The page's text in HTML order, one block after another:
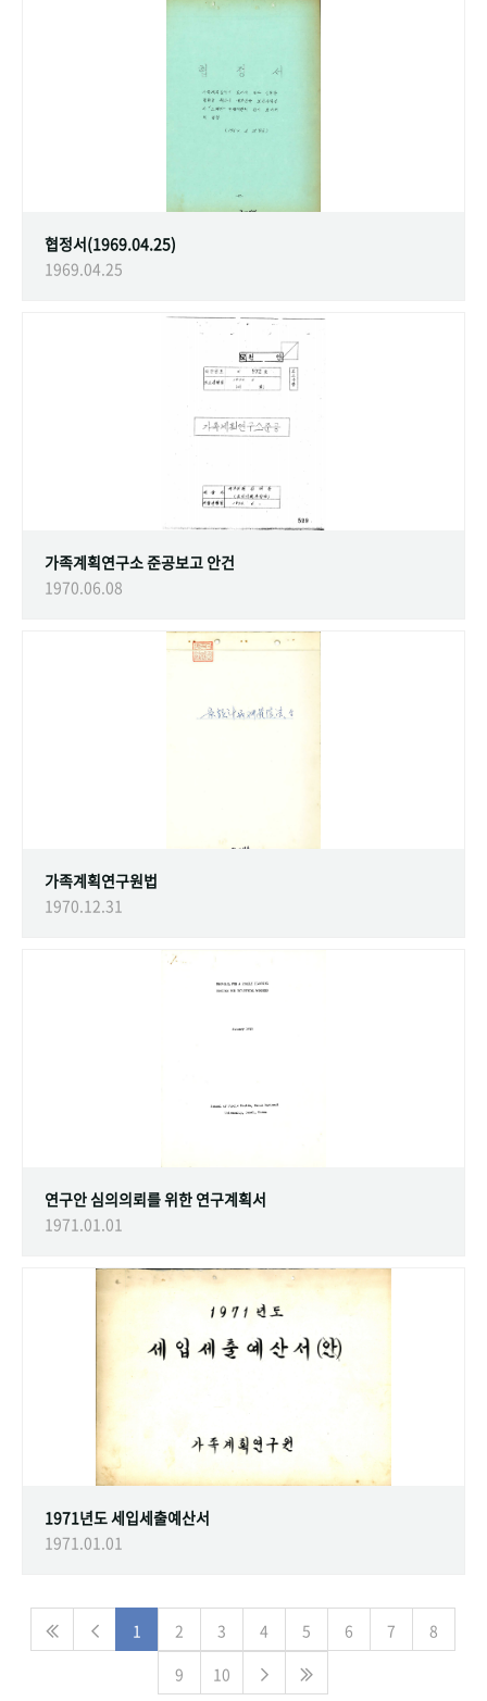
협정서(1969.04.25)
1969.04.25
가족계획연구소 준공보고 안건
1970.06.08
가족계획연구원법
1970.12.31
연구안 심의의뢰를 위한 연구계획서
1971.01.01
1971년도 세입세출예산서
1971.01.01
1 2 3 4 5 6 7
8
9
10